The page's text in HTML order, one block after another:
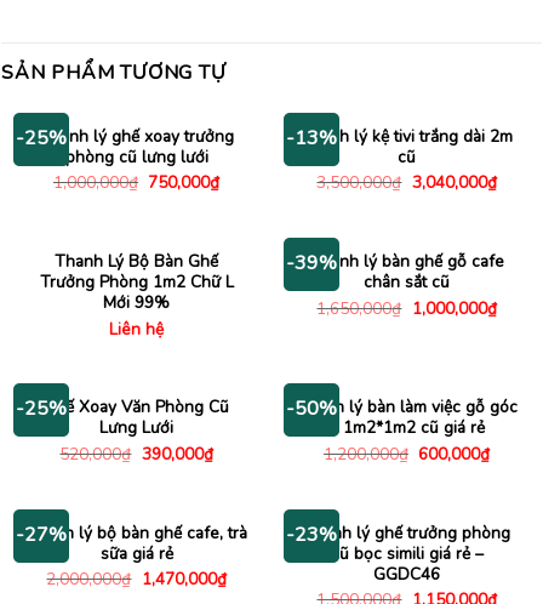
SẢN PHẨM TƯƠNG TỰ
-25%Thanh lý ghế xoay trưởng
phòng cũ lưng lưới
1,000,000₫ Giá
750,000₫Giá
hiện
750,000₫.
-13%
Thanh lý kệ tivi trắng dài 2m
cũ
3,500,000₫ Giá
gốc
3,040,000₫Giá
hiện
Thanh Lý Bộ Bàn Ghế
Trưởng Phòng 1m2 Chữ L
Mới 99%
Liên hệ
-39%Thanh lý bàn ghế gỗ cafe
chân sắt cũ
1,650,000₫ Giá
gốc
1,000,000₫Giá
hiện
-25%Ghế Xoay Văn Phòng Cũ
Lưng Lưới
520,000₫ Giá
390,000₫Giá
hiện
390,000₫.
-50%
Thanh lý bàn làm việc gỗ góc
L 1m2*1m2 cũ giá rẻ
1,200,000₫ Giá
600,000₫Giá
hiện
-27%
Thanh lý bộ bàn ghế cafe, trà
sữa giá rẻ
2,000,000₫ Giá
gốc
1,470,000₫Giá
hiện
-23%
Thanh lý ghế trưởng phòng
cũ bọc simili giá rẻ –
GGDC46
Giá Giá